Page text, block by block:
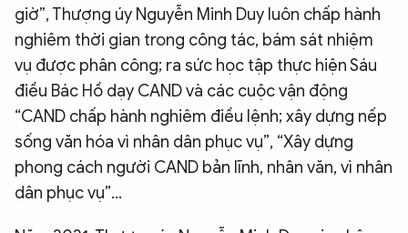
giờ”, Thượng úy Nguyễn Minh Duy luôn chấp hành
nghiêm thời gian trong công tác, bám sát nhiệm
vụ được phân công; ra sức học tập thực hiện Sáu
điều Bác Hồ dạy CAND và các cuộc vận động
“CAND chấp hành nghiêm điều lệnh; xây dựng nếp
sống văn hóa vì nhân dân phục vụ”, “Xây dựng
phong cách người CAND bản lĩnh, nhân văn, vì nhân
dân phục vụ”…